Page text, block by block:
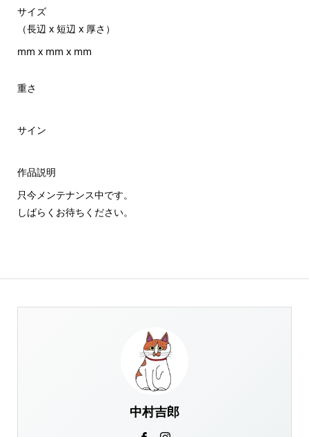
サイズ
（長辺 x 短辺 x 厚さ）
mm x mm x mm
重さ
サイン
作品説明
只今メンテナンス中です。
しばらくお待ちください。
中村吉郎